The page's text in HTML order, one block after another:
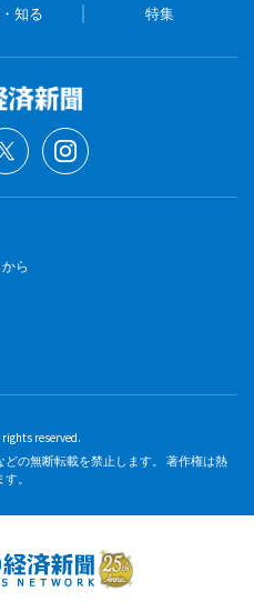
知る 特集
ら
rights reserved.
の無断転載を禁止します。 著作権は熱
。